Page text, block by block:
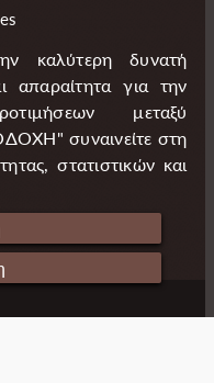
καλύτερη δυνατή
απαραίτητα για την
μεταξύ
συναινείτε στη
στατιστικών και